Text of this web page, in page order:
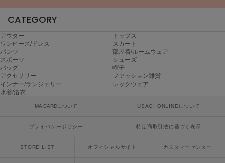
オニツカ タイガー
ORGUE
オルグ
ORR
オル
フィリーチョコレート
CATEGORY
アウター
トップス
ワンピース/ドレス
スカート
パンツ
部屋着/ルームウェア
スポーツ
シューズ
バッグ
帽子
アクセサリー
ファッション雑貨
インナー/ランジェリー
レッグウェア
水着/浴衣
MA CARDについて USAGI ONLINEについて
プライバシーポリシー 特定商取引法に基づく表示
STORE LIST オフィシャルサイト カスタマーセンター